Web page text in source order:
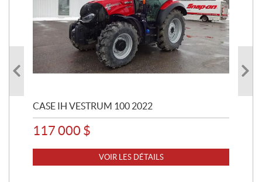
CASE IH VESTRUM 100 2022
117 000 $
VOIR LES DÉTAILS